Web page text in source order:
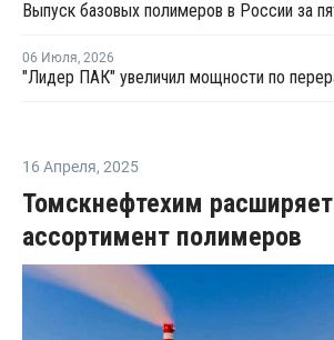
06 Июля, 2026
16 Апреля, 2025
Томскнефтехим расширяет
ассортимент полимеров